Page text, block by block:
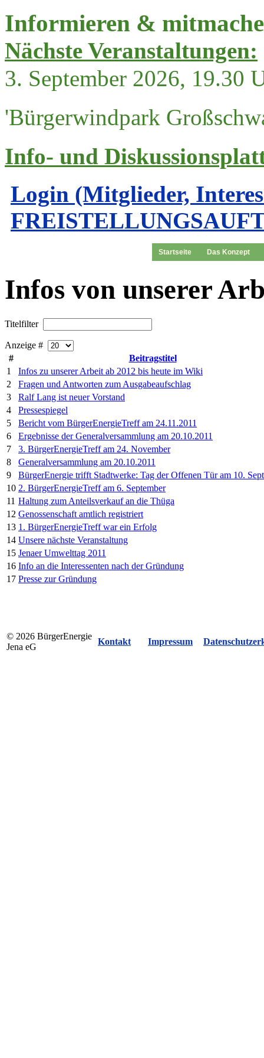
Informieren &
Nächste Veranstaltungen:
3. September 2026, 19.30
'Bürgerwindpark
Info- und
Login (Mitglieder,
Startseite Das Konzept
Infos von unserer
Titelfilter
Anzeige #
#
Beitragstitel
1
Infos zu unserer Arbeit ab 2012 bis heute im Wiki
2
Fragen und Antworten zum Ausgabeaufschlag
3
Ralf Lang ist neuer Vorstand
4
Pressespiegel
5
Bericht vom BürgerEnergieTreff am 24.11.2011
6
Ergebnisse der Generalversammlung am 20.10.2011
7
3. BürgerEnergieTreff am 24. November
8
Generalversammlung am 20.10.2011
9
BürgerEnergie trifft Stadtwerke: Tag der Offenen Tür am 10.
10 2. BürgerEnergieTreff am 6. September
11 Haltung zum Anteilsverkauf an die Thüga
12 Genossenschaft amtlich registriert
13 1. BürgerEnergieTreff war ein Erfolg
14 Unsere nächste Veranstaltung
15 Jenaer Umwelttag 2011
16 Info an die Interessenten nach der Gründung
17 Presse zur Gründung
© 2026 BürgerEnergie
Jena eG
Kontakt Impressum